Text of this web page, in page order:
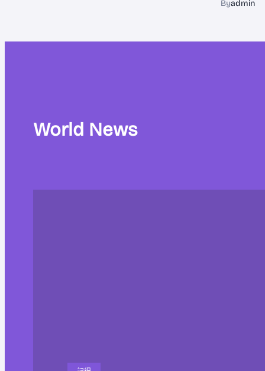
Byadmin
World News